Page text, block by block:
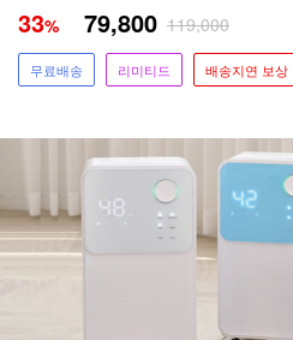
33% 79,800 119,000
무료배송 리미티드 배송지연 보상